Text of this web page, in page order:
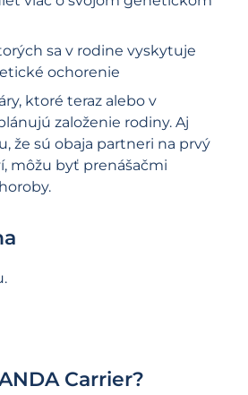
sa v rodine vyskytuje
ochorenie
ktoré teraz alebo v
založenie rodiny. Aj
že sú obaja partneri na prvý
môžu byť prenášačmi
Carrier?